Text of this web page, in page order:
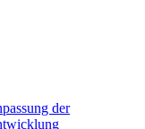
der